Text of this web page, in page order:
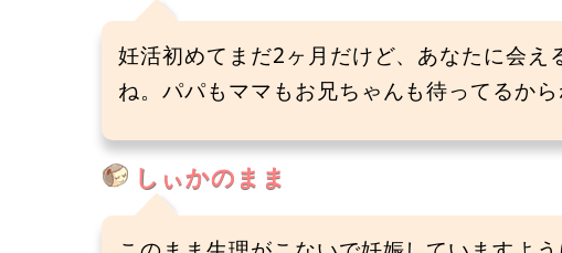
妊活初めてまだ2ヶ月だけど、あなたに会え
ね。パパもママもお兄ちゃんも待ってるか
しぃかのまま